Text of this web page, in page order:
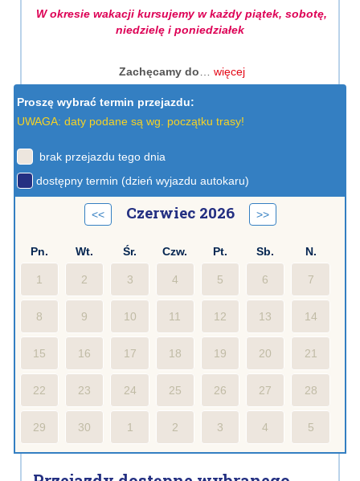
W okresie wakacji kursujemy w każdy piątek, sobotę,
niedzielę i poniedziałek
Zachęcamy do więcej
Proszę wybrać termin przejazdu:
UWAGA: daty podane są wg. początku trasy!
brak przejazdu tego dnia
dostępny termin (dzień wyjazdu autokaru)
<< Czerwiec 2026 >>
Pn. Wt. Śr. Czw. Pt. Sb. N.
1 2 3 4 5 6 7
8 9 10 11 12 13 14
15 16 17 18 19 20 21
22 23 24 25 26 27 28
29 30 1 2 3 4 5